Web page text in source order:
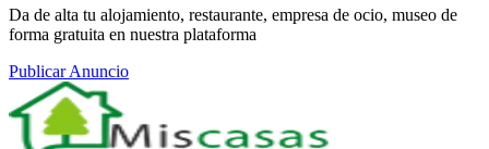
Da de alta tu alojamiento, restaurante, empresa de ocio, museo de
forma gratuita en nuestra plataforma
Publicar Anuncio